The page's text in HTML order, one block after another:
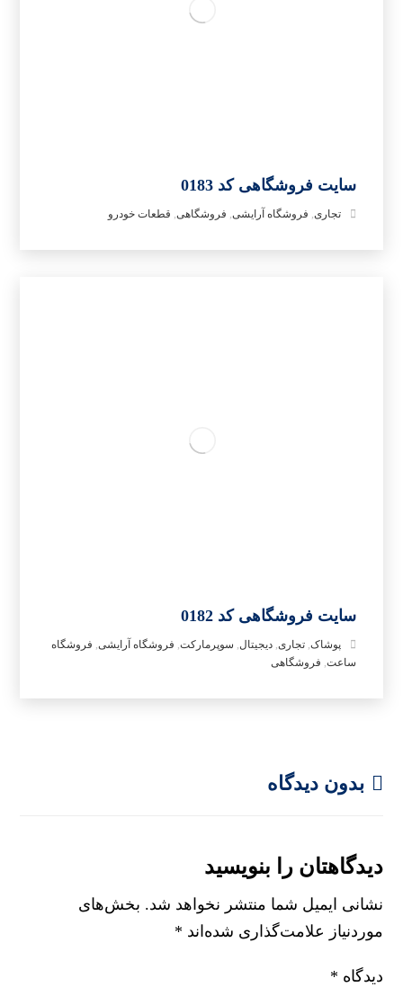
سایت فروشگاهی کد 0183
تجاری, فروشگاه آرایشی, فروشگاهی, قطعات خودرو
سایت فروشگاهی کد 0182
پوشاک,تجاری,دیجیتال, سوپرمارکت, فروشگاه آرایشی, فروشگاه
ساعت, فروشگاهی
بدون دیدگاه
دیدگاهتان را بنویسید
نشانی ایمیل شما منتشر نخواهد شد. بخش‌های
موردنیاز علامت‌گذاری شده‌اند *
دیدگاه *